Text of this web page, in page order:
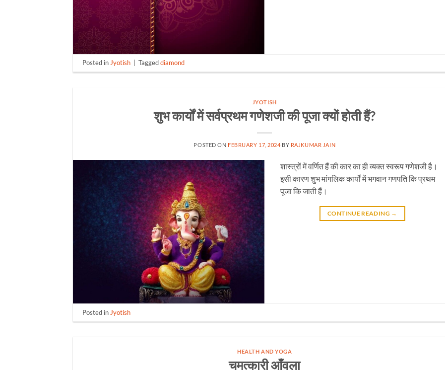
Posted inJyotish Taggeddiamond
JYOTISH
शुभ कार्यों में सर्वप्रथम गणेशजी की पूजा क्यों होती हैं?
POSTED ON FEBRUARY 17, 2024 BY RAJKUMAR JAIN
शास्त्रों में वर्णित हैं की कार का ही व्यक्त स्वरूप गणेशजी है।
इसी कारण शुभ मांगलिक कार्यों में भगवान गणपति कि प्रथम
पूजा कि जाती हैं।
CONTINUE READING →
Posted in Jyotish
HEALTH AND YOGA
चमत्कारी आँवला